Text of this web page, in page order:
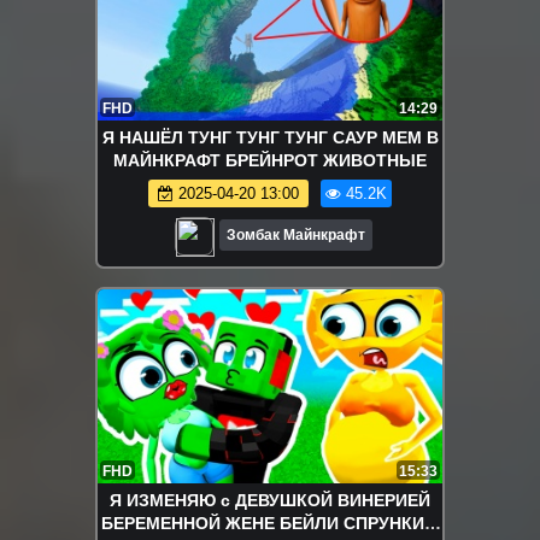
FHD 14:29
Я НАШЁЛ ТУНГ ТУНГ ТУНГ САУР МЕМ В
МАЙНКРАФТ БРЕЙНРОТ ЖИВОТНЫЕ
2025-04-20 13:00 45.2K
Зомбак Майнкрафт
FHD 15:33
Я ИЗМЕНЯЮ с ДЕВУШКОЙ ВИНЕРИЕЙ
БЕРЕМЕННОЙ ЖЕНЕ БЕЙЛИ СПРУНКИ в